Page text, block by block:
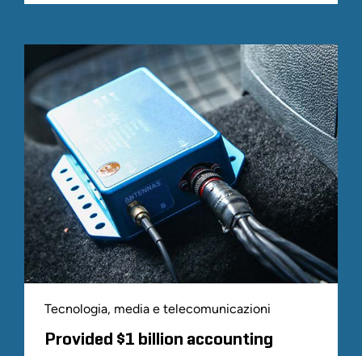
Tecnologia, media e telecomunicazioni
Provided $1 billion accounting